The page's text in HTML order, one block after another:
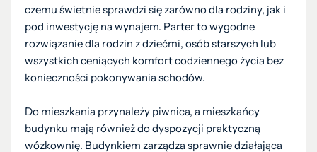
czemu świetnie sprawdzi się zarówno dla rodziny, jak i
pod inwestycję na wynajem. Parter to wygodne
rozwiązanie dla rodzin z dziećmi, osób starszych lub
wszystkich ceniących komfort codziennego życia bez
konieczności pokonywania schodów.
Do mieszkania przynależy piwnica, a mieszkańcy
budynku mają również do dyspozycji praktyczną
wózkownię. Budynkiem zarządza sprawnie działająca